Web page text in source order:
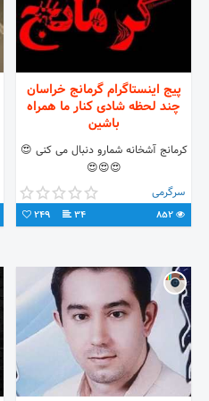
پیج اینستاگرام گرمانج خراسان
چند لحظه شادی کنار ما همراه
باشین
کرمانج آشخانه شمارو دنبال می کنی 😍
😍😍😍
سرگرمی
34
249